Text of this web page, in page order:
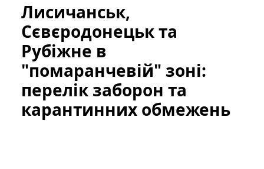
Лисичанськ,
Сєвєродонецьк та
Рубіжне в
"помаранчевій" зоні:
перелік заборон та
карантинних обмежень